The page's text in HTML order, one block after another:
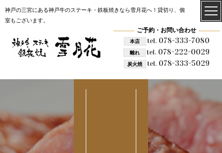
神戸の三宮にある神戸牛のステーキ・鉄板焼きなら雪月花へ！貸切り、個
室もございます。
ご予約・お問い合わせ
本店 tel.078-333-7080
離れ tel. 078-222-0029
炭火焼 tel.078-333-5029